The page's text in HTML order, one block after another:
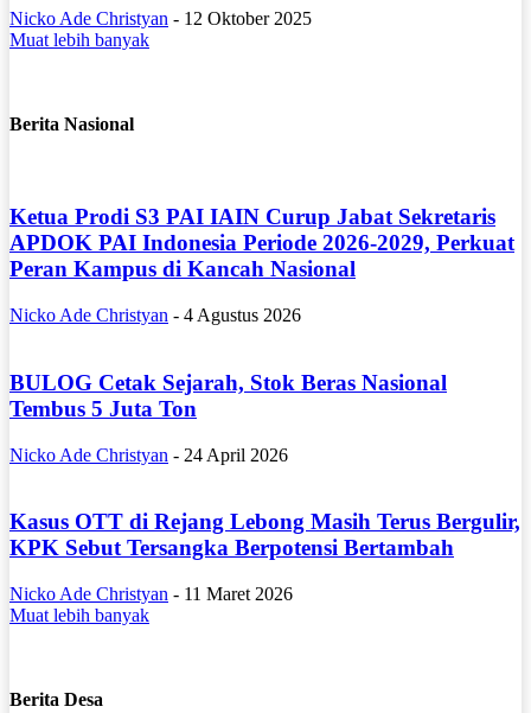
Nicko Ade Christyan - 12 Oktober 2025
Muat lebih banyak
Berita Nasional
Ketua Prodi S3 PAI IAIN Curup Jabat Sekretaris
APDOK PAI Indonesia Periode 2026-2029, Perkuat
Peran Kampus di Kancah Nasional
Nicko Ade Christyan - 4 Agustus 2026
BULOG Cetak Sejarah, Stok Beras Nasional
Tembus 5 Juta Ton
Nicko Ade Christyan - 24 April 2026
Kasus OTT di Rejang Lebong Masih Terus Bergulir,
KPK Sebut Tersangka Berpotensi Bertambah
Nicko Ade Christyan - 11 Maret 2026
Muat lebih banyak
Berita Desa